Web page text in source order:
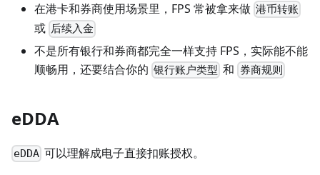
在港卡和券商使用场景里，FPS 常被拿来做 港币转账
或 后续入金
不是所有银行和券商都完全一样支持 FPS，实际能不能
顺畅用，还要结合你的 银行账户类型 和 券商规则
eDDA
eDDA 可以理解成电子直接扣账授权。